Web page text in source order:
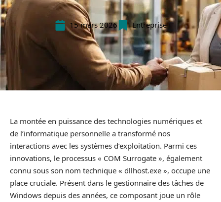
15 mars 2026 Entreprise
La montée en puissance des technologies numériques et
de l’informatique personnelle a transformé nos
interactions avec les systèmes d’exploitation. Parmi ces
innovations, le processus « COM Surrogate », également
connu sous son nom technique « dllhost.exe », occupe une
place cruciale. Présent dans le gestionnaire des tâches de
Windows depuis des années, ce composant joue un rôle